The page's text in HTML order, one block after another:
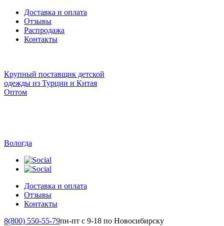
Доставка и оплата
Отзывы
Распродажа
Контакты
Крупный поставщик детской
одежды из Турции и Китая
Оптом
Вологда
Доставка и оплата
Отзывы
Контакты
8(800) 550-55-79пн-пт с 9-18 по Новосибирску